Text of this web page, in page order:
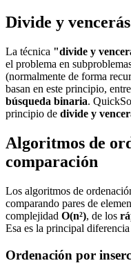
Divide y vencerás
La técnica "divide y
el problema en
(normalmente de forma
basan en este principio,
búsqueda binaria.
principio de divide y
Algoritmos de
comparación
Los algoritmos de
comparando pares de
complejidad O(n²), de los
Esa es la principal
Ordenación por